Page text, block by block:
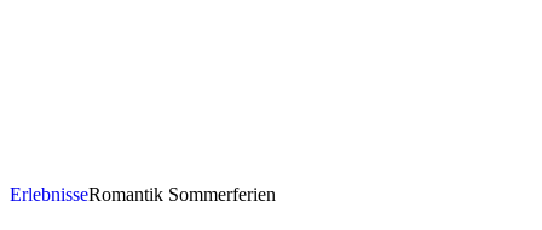
ErlebnisseRomantik Sommerferien